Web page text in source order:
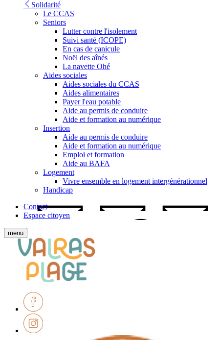
Solidarité
Le CCAS
Seniors
Lutter contre l'isolement
Suivi santé (ICOPE)
En cas de canicule
Noël des aînés
La navette Ohé
Aides sociales
Aides sociales du CCAS
Aides alimentaires
Payer l'eau potable
Aide au permis de conduire
Aide et formation au numérique
Insertion
Aide au permis de conduire
Aide et formation au numérique
Emploi et formation
Aide au BAFA
Logement
Vivre ensemble en logement intergénérationnel
Handicap
Contact
Espace citoyen
Afficher
le
menu
mobile
menu